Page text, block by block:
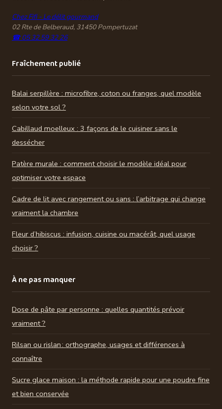
Chez Fifi - Le délit gourmand
02 Rte de Belberaud, 31450 Pompertuzat
☎ 05 32 59 32 26
Fraîchement publié
Balai serpillère : microfibre, coton ou franges, quel modèle
selon votre sol ?
Cabillaud moelleux : 3 façons de le cuisiner sans le
dessécher
Patère murale : comment choisir le modèle idéal pour
optimiser votre espace
Cadre de lit avec rangement ou sans : l’arbitrage qui change
vraiment la chambre
Fleur d’hibiscus : infusion, cuisine ou macérât, quel usage
choisir ?
À ne pas manquer
Dose de pâte par personne : quelles quantités prévoir
vraiment ?
Rilsan ou rislan : orthographe, usages et différences à
connaître
Sucre glace maison : la méthode rapide pour une poudre fine
et bien conservée